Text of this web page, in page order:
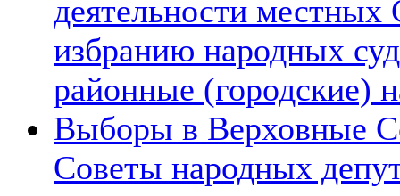
деятельности местных
избранию народных
районные (городские)
Выборы в Верховные
Советы народных